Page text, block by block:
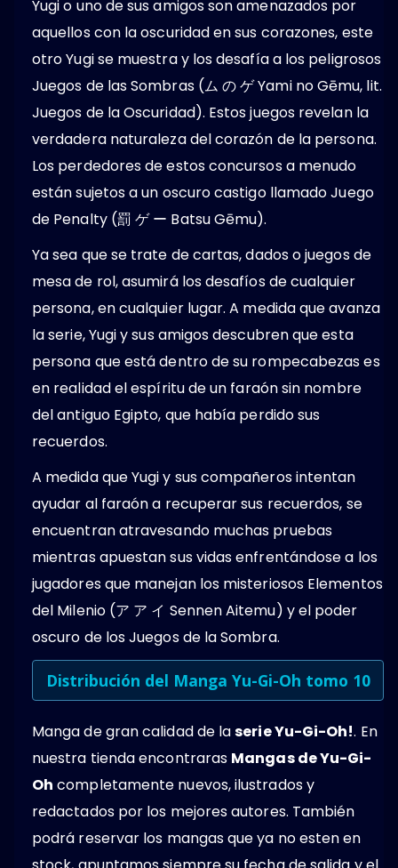
Yugi o uno de sus amigos son amenazados por
aquellos con la oscuridad en sus corazones, este
otro Yugi se muestra y los desafía a los peligrosos
Juegos de las Sombras (ム の ゲ Yami no Gēmu, lit.
Juegos de la Oscuridad). Estos juegos revelan la
verdadera naturaleza del corazón de la persona.
Los perdedores de estos concursos a menudo
están sujetos a un oscuro castigo llamado Juego
de Penalty (罰 ゲ ー Batsu Gēmu).
Ya sea que se trate de cartas, dados o juegos de
mesa de rol, asumirá los desafíos de cualquier
persona, en cualquier lugar. A medida que avanza
la serie, Yugi y sus amigos descubren que esta
persona que está dentro de su rompecabezas es
en realidad el espíritu de un faraón sin nombre
del antiguo Egipto, que había perdido sus
recuerdos.
A medida que Yugi y sus compañeros intentan
ayudar al faraón a recuperar sus recuerdos, se
encuentran atravesando muchas pruebas
mientras apuestan sus vidas enfrentándose a los
jugadores que manejan los misteriosos Elementos
del Milenio (ア ア イ Sennen Aitemu) y el poder
oscuro de los Juegos de la Sombra.
Distribución del Manga Yu-Gi-Oh tomo 10
Manga de gran calidad de laserie Yu-Gi-Oh!. En
nuestra tienda encontraras Mangas de Yu-Gi-
Oh completamente nuevos, ilustrados y
redactados por los mejores autores. También
podrá reservar los mangas que ya no esten en